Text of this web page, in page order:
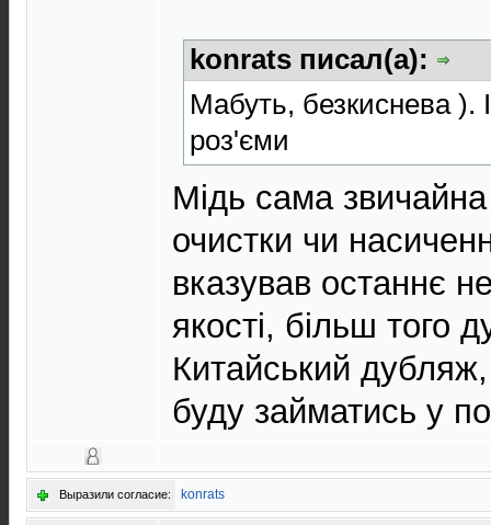
konrats писал(а):
Мабуть, безкиснева ).
роз'єми
Мідь сама
очистки чи
вказував останнє
якості, більш того
Китайський
буду займатись у
Выразили согласие: konrats